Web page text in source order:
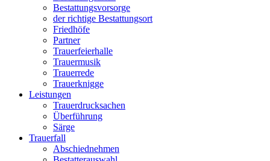
Bestattungsvorsorge
der richtige Bestattungsort
Friedhöfe
Partner
Trauerfeierhalle
Trauermusik
Trauerrede
Trauerknigge
Leistungen
Trauerdrucksachen
Überführung
Särge
Trauerfall
Abschiednehmen